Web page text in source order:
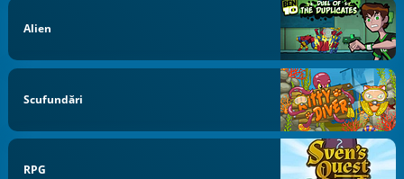
Alien
Scufundări
RPG